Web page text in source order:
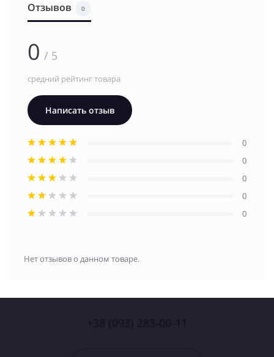
Отзывов 0
0 / 5
средний рейтинг товара
Написать отзыв
0
0
0
0
0
Нет отзывов о данном товаре.